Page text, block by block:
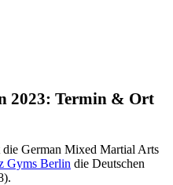
2023: Termin & Ort
die German Mixed Martial Arts
Gyms Berlin die Deutschen